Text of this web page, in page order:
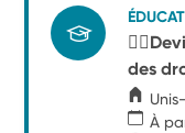
des
À